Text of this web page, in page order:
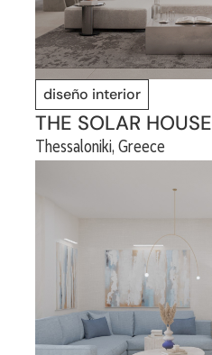
diseño interior
THE SOLAR HOUSE
Thessaloniki, Greece